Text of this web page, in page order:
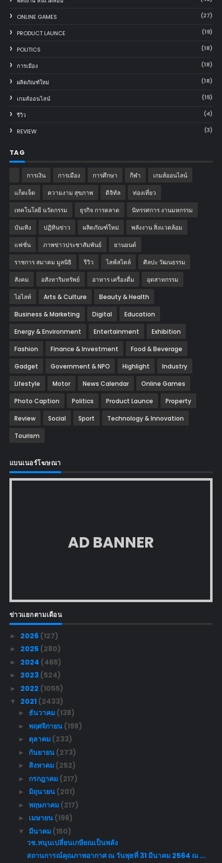
ONLINE GAMES (27)
PRODUCT LAUNCE (19)
POLITICS (18)
การเมือง (18)
ผลิตภัณฑ์ใหม่ (18)
เกมส์ออนไลน์ (15)
รีวิว (4)
REVIEW (3)
TAG
การเงิน การเมือง การศึกษา กีฬา เกมส์ออนไลน์
แก็ตเจ็ต ความงาม สุขภาพ ดิจิทัล ท่องเที่ยว
เทคโนโลยี นวัตกรรม ธุรกิจ การตลาด นิทรรศการ งานมหกรรม
บันเทิง ปฏิทินข่าว ผลิตภัณฑ์ใหม่ พลังงาน สิ่งแวดล้อม
แฟชั่น ภาพข่าวประชาสัมพันธ์ ‎ยานยนต์‎
ราชการ สมาคม มูลนิธิ รีวิว ไลฟ์สไตล์ ศิลปะ วัฒนธรรม
สังคม อสังหาริมทรัพย์ อาหาร เครื่องดื่ม อุตสาหกรรม
ไฮไลท์ Arts & Culture Beauty & Health
Business & Marketing Digital Education
Energy & Environment Entertainment Exhibition
Fashion Finance & Investment Food & Beverage
Gadget Government & NPO Highlight Industry
Lifestyle Motor News Calendar Online Games
Photo Caption Politics Product Launce Property
Review Social Sport Technology & Innovation
Tourism
แบนเนอร์โฆษณา
AD BANNER
ข่าวแยกตามเดือน
► 2026 (127)
► 2025 (280)
► 2024 (465)
► 2023 (524)
► 2022 (1055)
▼ 2021 (2433)
► ธันวาคม (138)
► พฤศจิกายน (198)
► ตุลาคม (233)
► กันยายน (273)
► สิงหาคม (252)
► กรกฎาคม (217)
► มิถุนายน (201)
► พฤษภาคม (217)
► เมษายน (198)
▼ มีนาคม (150)
วช.หนุนเปลี่ยนเกษียณเป็นพลัง
สถานการณ์คุณภาพอากาศ ณ วันพุธที่ 31 มีนาคม 2564 ณ ...